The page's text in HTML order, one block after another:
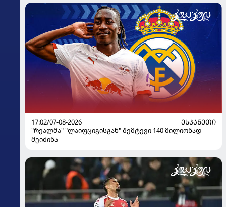
17:02/07-08-2026
ᲔᲡᲞᲐᲜᲔᲗᲘ
"რეალმა" "ლაიფციგისგან" შემტევი 140 მილიონად
შეიძინა